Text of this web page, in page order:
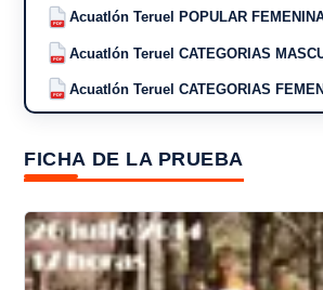
PDF Acuatlón Teruel POPULAR
PDF Acuatlón Teruel CATEGORIAS
PDF Acuatlón Teruel CATEGORIAS
FICHA DE LA PRUEBA